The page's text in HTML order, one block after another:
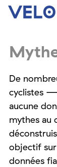
De
cyclistes —
aucune
mythes au
objectif sur
données